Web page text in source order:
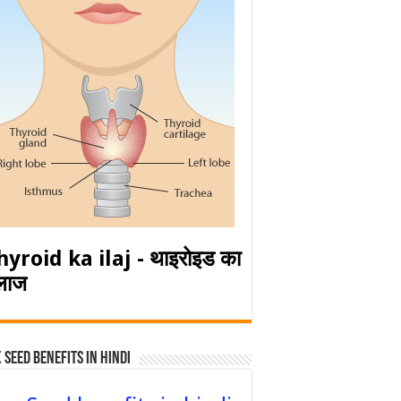
ka ilaj - थाइरोइड का
Seed Benefits in hindi